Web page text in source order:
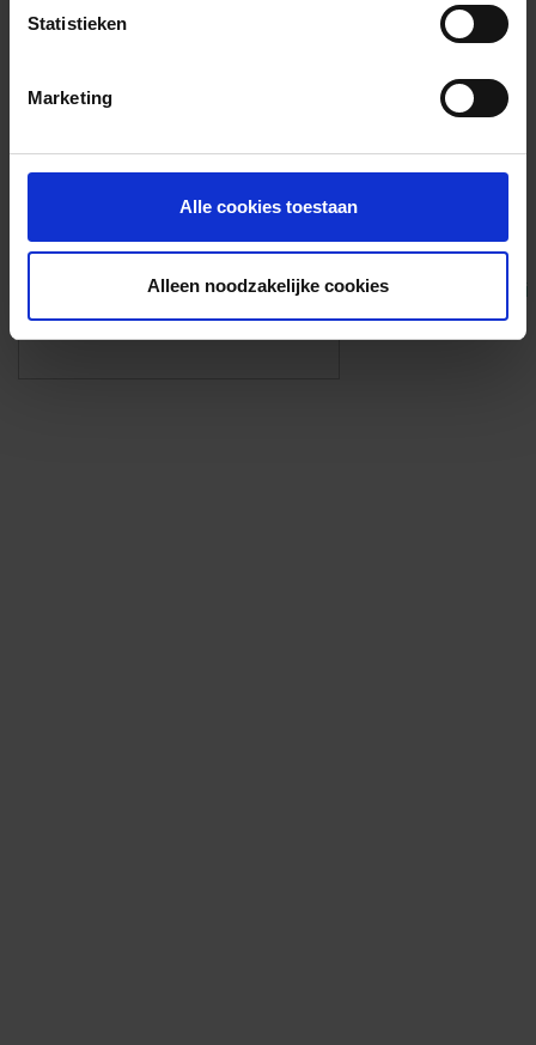
Statistieken
Marketing
Alle cookies toestaan
Alleen noodzakelijke cookies
Foto’s ({{photos.length}})
Eigen foto’s